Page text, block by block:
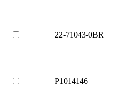
22-71043-0BR
P1014146